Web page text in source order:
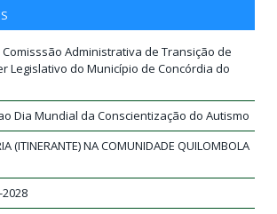
Administrativa de Transição de
Legislativo do Município de Concórdia do
Dia Mundial da Conscientização do Autismo
(ITINERANTE) NA COMUNIDADE QUILOMBOLA